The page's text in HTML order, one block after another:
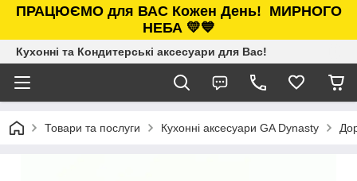
ПРАЦЮЄМО для ВАС Кожен День! МИРНОГО
НЕБА 💛💙
Кухонні та Кондитерські аксесуари для Вас!
Товари та послуги Кухонні аксесуари GA Dynasty